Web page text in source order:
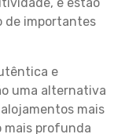
de importantes
e
uma alternativa
mais
mais profunda